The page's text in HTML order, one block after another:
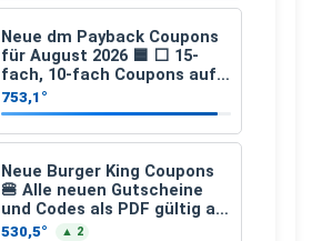
Neue dm Payback Coupons
für August 2026 🟦 ⬜ 15-
fach, 10-fach Coupons auf
den gesamten Einkauf ab 2
€
753,1°
Neue Burger King Coupons
🍔 Alle neuen Gutscheine
und Codes als PDF gültig ab
25.07.2026 bis 04.09.2026
530,5° ▲ 2